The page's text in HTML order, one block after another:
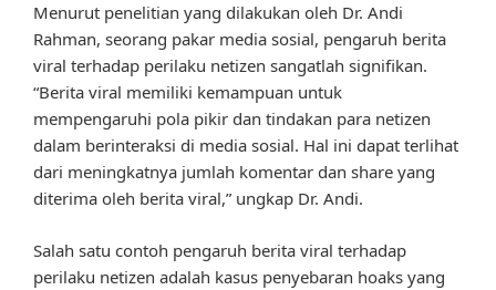
Menurut penelitian yang dilakukan oleh Dr. Andi
Rahman, seorang pakar media sosial, pengaruh berita
viral terhadap perilaku netizen sangatlah signifikan.
“Berita viral memiliki kemampuan untuk
mempengaruhi pola pikir dan tindakan para netizen
dalam berinteraksi di media sosial. Hal ini dapat terlihat
dari meningkatnya jumlah komentar dan share yang
diterima oleh berita viral,” ungkap Dr. Andi.
Salah satu contoh pengaruh berita viral terhadap
perilaku netizen adalah kasus penyebaran hoaks yang